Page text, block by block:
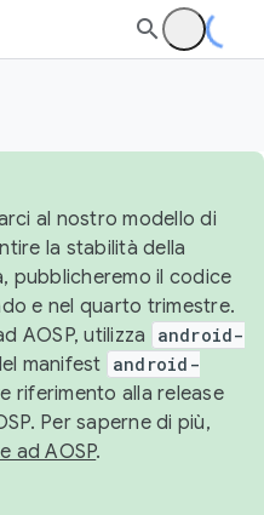
al nostro modello di
la stabilità della
pubblicheremo il codice
e nel quarto trimestre.
AOSP, utilizza
android-
manifest android-
riferimento alla release
Per saperne di più,
ad AOSP.